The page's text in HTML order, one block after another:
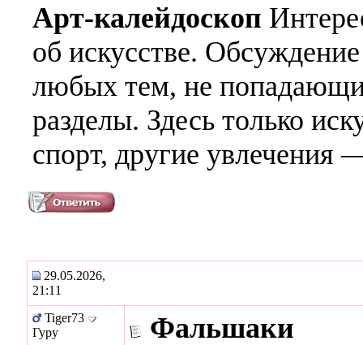
Арт-калейдоскоп
об искусстве.
любых тем, не
разделы. Здесь только
спорт, другие увлечения
29.05.2026,
21:11
Tiger73
Гуру
Фальшаки